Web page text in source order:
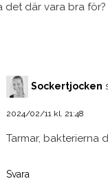
det där vara bra för?
Sockertjocken
2024/02/11 kl. 21:48
Tarmar, bakterierna
Svara